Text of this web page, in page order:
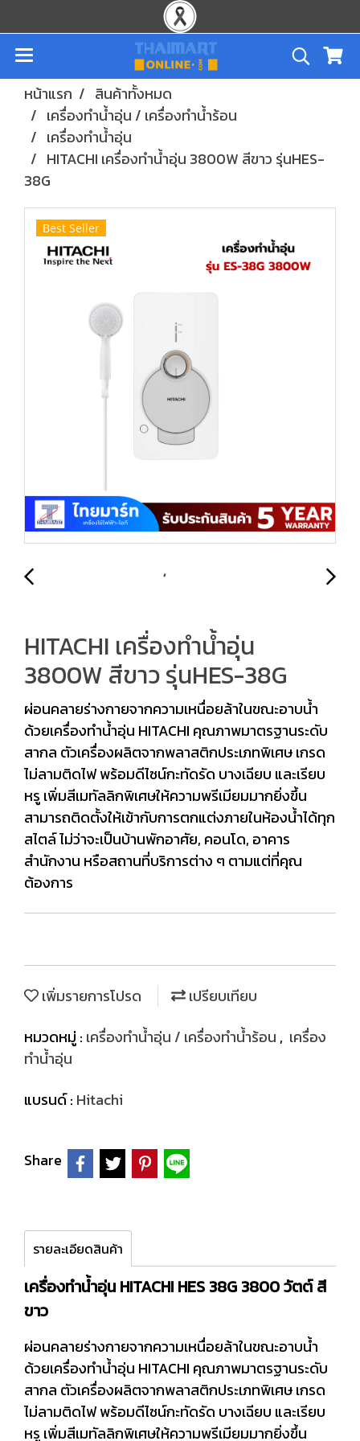
หน้าแรก
สินค้าทั้งหมด
เครื่องทำน้ำอุ่น / เครื่องทำน้ำร้อน
เครื่องทำน้ำอุ่น
HITACHI เครื่องทำน้ำอุ่น 3800W สีขาว รุ่นHES-
38G
Best Seller
HITACHI เครื่องทำน้ำอุ่น
3800W สีขาว รุ่นHES-38G
ผ่อนคลายร่างกายจากความเหนื่อยล้าในขณะอาบน้ำ
ด้วยเครื่องทำน้ำอุ่น HITACHI คุณภาพมาตรฐานระดับ
สากล ตัวเครื่องผลิตจากพลาสติกประเภทพิเศษ เกรด
ไม่ลามติดไฟ พร้อมดีไซน์กะทัดรัด บางเฉียบ และเรียบ
หรู เพิ่มสีเมทัลลิกพิเศษให้ความพรีเมียมมากยิ่งขึ้น
สามารถติดตั้งให้เข้ากับการตกแต่งภายในห้องน้ำได้ทุก
สไตล์ ไม่ว่าจะเป็นบ้านพักอาศัย, คอนโด, อาคาร
สำนักงาน หรือสถานที่บริการต่าง ๆ ตามแต่ที่คุณ
ต้องการ
เพิ่มรายการโปรด
เปรียบเทียบ
หมวดหมู่ : เครื่องทำน้ำอุ่น / เครื่องทำน้ำร้อน , เครื่อง
ทำน้ำอุ่น
แบรนด์ : Hitachi
Share
รายละเอียดสินค้า
เครื่องทำน้ำอุ่น HITACHI HES 38G 3800 วัตต์ สี
ขาว
ผ่อนคลายร่างกายจากความเหนื่อยล้าในขณะอาบน้ำ
ด้วยเครื่องทำน้ำอุ่น HITACHI คุณภาพมาตรฐานระดับ
สากล ตัวเครื่องผลิตจากพลาสติกประเภทพิเศษ เกรด
ไม่ลามติดไฟ พร้อมดีไซน์กะทัดรัด บางเฉียบ และเรียบ
หรู เพิ่มสีเมทัลลิกพิเศษให้ความพรีเมียมมากยิ่งขึ้น